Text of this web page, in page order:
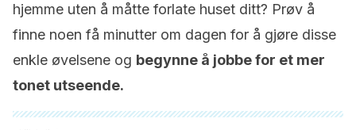
hjemme uten å måtte forlate huset ditt? Prøv å
finne noen få minutter om dagen for å gjøre disse
enkle øvelsene og begynne å jobbe for et mer
tonet utseende.